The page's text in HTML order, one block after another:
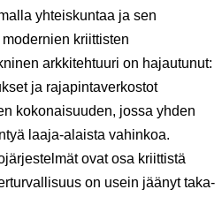
yhteiskuntaa ja sen
kriittisten
arkkitehtuuri on hajautunut:
ja rajapintaverkostot
kokonaisuuden, jossa yhden
laaja-alaista vahinkoa.
ovat osa kriittistä
on usein jäänyt taka-